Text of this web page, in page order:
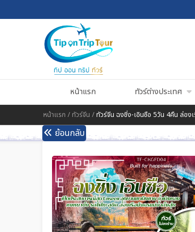
หน้าแรก ทัวร์ต่างประเทศ
หน้าแรก /ทัวร์จีน /ทัวร์จีน ฉงชิ่ง-เอินซือ 5วัน 4คืน ล่อง
ย้อนกลับ